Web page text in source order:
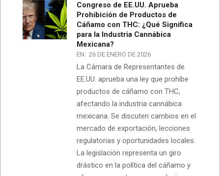
Congreso de EE.UU. Aprueba
Prohibición de Productos de
Cáñamo con THC: ¿Qué Significa
para la Industria Cannábica
Mexicana?
EN: 26 DE ENERO DE 2026
La Cámara de Representantes de
EE.UU. aprueba una ley que prohíbe
productos de cáñamo con THC,
afectando la industria cannábica
mexicana. Se discuten cambios en el
mercado de exportación, lecciones
regulatorias y oportunidades locales.
La legislación representa un giro
drástico en la política del cáñamo y